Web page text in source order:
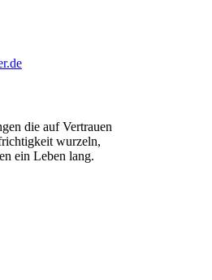
die auf Vertrauen
wurzeln,
ein Leben lang.